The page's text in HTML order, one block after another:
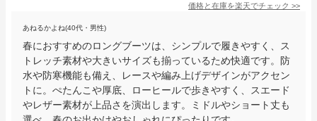
価格と在庫を楽天でチェック >>
あねるかよね(40代・男性)
春におすすめのロングブーツは、シンプルで履きやすく、ス
トレッチ素材や大きいサイズも揃っているため快適です。防
水や防寒機能も備え、レースや編み上げデザインがアクセン
トに。ぺたんこや厚底、ローヒールで歩きやすく、スエード
やレザー素材が上品さを演出します。ミドルやショート丈も